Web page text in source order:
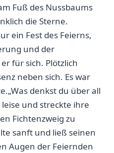
Fuß des Nussbaums
die Sterne.
ein⁤ Fest des Feierns,
und der
für sich. Plötzlich
neben‍ sich. Es war
denkst du über all
leise und streckte ihre
​Fichtenzweig zu
sanft und ließ seinen
Augen der Feiernden